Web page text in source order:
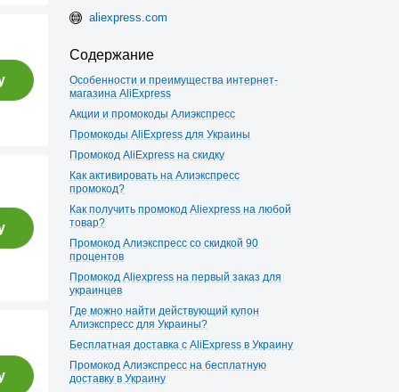
aliexpress.com
Содержание
Особенности и преимущества интернет-
магазина AliExpress
Акции и промокоды Алиэкспресс
Промокоды AliExpress для Украины
Промокод AliExpress на скидку
Как активировать на Алиэкспресс
промокод?
Как получить промокод Aliexpress на любой
товар?
Промокод Алиэкспресс со скидкой 90
процентов
Промокод Aliexpress на первый заказ для
украинцев
Где можно найти действующий купон
Алиэкспресс для Украины?
Бесплатная доставка с AliExpress в Украину
Промокод Алиэкспресс на бесплатную
доставку в Украину